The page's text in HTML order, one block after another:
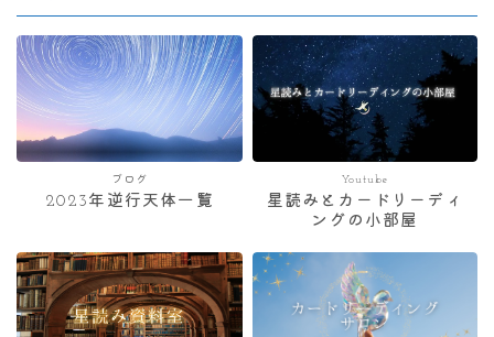
ブログ
2023年逆行天体一覧
Youtube
星読みとカードリーディ
ングの小部屋